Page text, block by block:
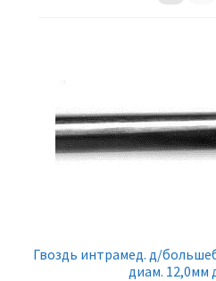
Гвоздь интрамед. д/
диам. 12,0мм